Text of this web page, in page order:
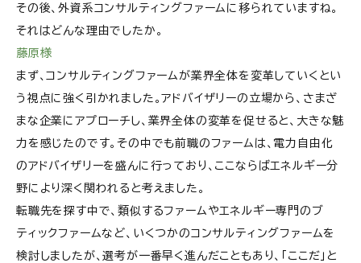
その後、外資系コンサルティングファームに移られていますね。
それはどんな理由でしたか。
藤原様
まず、コンサルティングファームが業界全体を変革していくとい
う視点に強く引かれました。アドバイザリーの立場から、さまざ
まな企業にアプローチし、業界全体の変革を促せると、大きな魅
力を感じたのです。その中でも前職のファームは、電力自由化
のアドバイザリーを盛んに行っており、ここならばエネルギー分
野により深く関われると考えました。
転職先を探す中で、類似するファームやエネルギー専門のブ
ティックファームなど、いくつかのコンサルティングファームを
検討しましたが、選考が一番早く進んだこともあり、「ここだ」と